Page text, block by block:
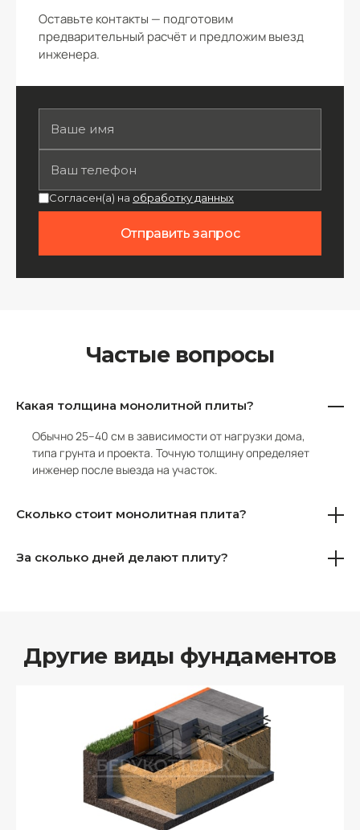
Оставьте контакты — подготовим
предварительный расчёт и предложим выезд
инженера.
Согласен(а) на обработку данных
Отправить запрос
Частые вопросы
Какая толщина монолитной плиты?
Обычно 25–40 см в зависимости от нагрузки дома,
типа грунта и проекта. Точную толщину определяет
инженер после выезда на участок.
Сколько стоит монолитная плита?
За сколько дней делают плиту?
Другие виды фундаментов